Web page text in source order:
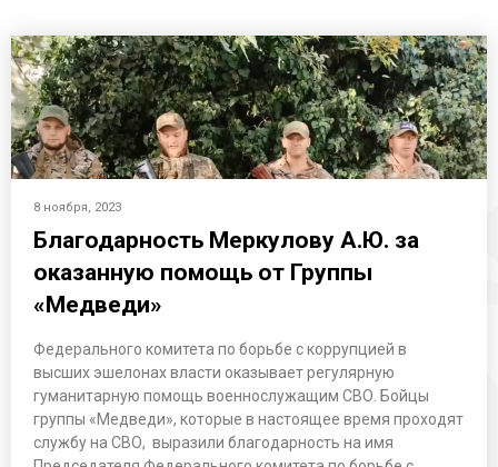
8 ноября, 2023
Благодарность Меркулову А.Ю. за
оказанную помощь от Группы
«Медведи»
Федерального комитета по борьбе с коррупцией в
высших эшелонах власти оказывает регулярную
гуманитарную помощь военнослужащим СВО. Бойцы
группы «Медведи», которые в настоящее время проходят
службу на СВО, выразили благодарность на имя